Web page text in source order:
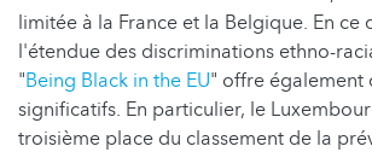
limitée à la France et la Belgique. En ce
l'étendue des discriminations ethno-
"Being Black in the EU" offre également
significatifs. En particulier, le
troisième place du classement de la